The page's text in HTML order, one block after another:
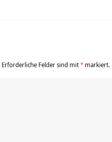
Erforderliche Felder sind mit* markiert.